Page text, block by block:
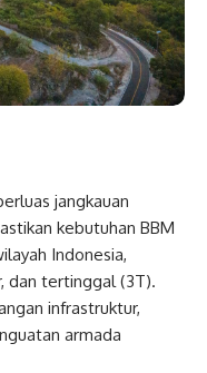
jangkauan
kebutuhan BBM
Indonesia,
dan tertinggal (3T).
infrastruktur,
armada